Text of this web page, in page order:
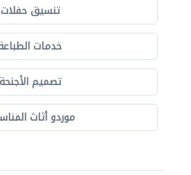
تنسيق حفلات
خدمات
تصميم الأجنحة
موردو أثاث